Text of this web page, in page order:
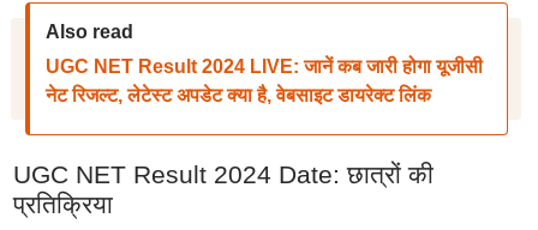
Also read
UGC NET Result 2024 LIVE: जानें कब जारी होगा यूजीसी
नेट रिजल्ट, लेटेस्ट अपडेट क्या है, वेबसाइट डायरेक्ट लिंक
UGC NET Result 2024 Date: छात्रों की
प्रतिक्रिया